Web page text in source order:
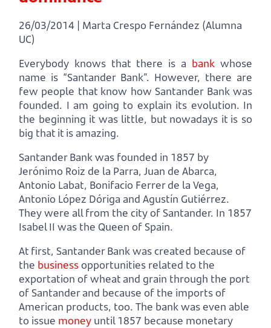
26/03/2014 | Marta Crespo Fernández (Alumna
UC)
Everybody knows that there is a bank whose
name is “Santander Bank”. However, there are
few people that know how Santander Bank was
founded. I am going to explain its evolution. In
the beginning it was little, but nowadays it is so
big that it is amazing.
Santander Bank was founded in 1857 by
Jerónimo Roiz de la Parra, Juan de Abarca,
Antonio Labat, Bonifacio Ferrer de la Vega,
Antonio López Dóriga and Agustín Gutiérrez.
They were all from the city of Santander. In 1857
Isabel II was the Queen of Spain.
At first, Santander Bank was created because of
the businessopportunities related to the
exportation of wheat and grain through the port
of Santander and because of the imports of
American products, too. The bank was even able
to issue money until 1857 because monetary